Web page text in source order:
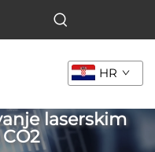
HR
laserskim